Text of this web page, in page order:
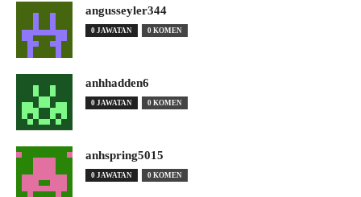
angusseyler344
0 JAWATAN 0 KOMEN
anhhadden6
0 JAWATAN 0 KOMEN
anhspring5015
0 JAWATAN 0 KOMEN